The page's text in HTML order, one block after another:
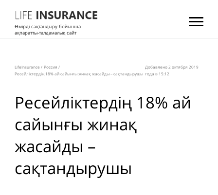
Өмірді сақтандыру бойынша
ақпаратты-талдамалық сайт
LifeInsurance / Россия /
Ресейліктердің 18% ай сайынғы жинақ жасайды – сақтандырушы
Добавлено 2 октября 2019
года в 15:12
Ресейліктердің 18% ай
сайынғы жинақ
жасайды –
сақтандырушы